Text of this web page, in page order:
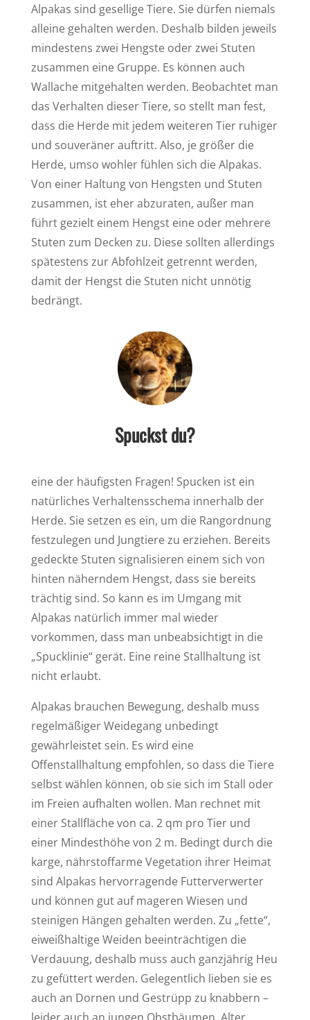
Alpakas sind gesellige Tiere. Sie dürfen niemals
alleine gehalten werden. Deshalb bilden jeweils
mindestens zwei Hengste oder zwei Stuten
zusammen eine Gruppe. Es können auch
Wallache mitgehalten werden. Beobachtet man
das Verhalten dieser Tiere, so stellt man fest,
dass die Herde mit jedem weiteren Tier ruhiger
und souveräner auftritt. Also, je größer die
Herde, umso wohler fühlen sich die Alpakas.
Von einer Haltung von Hengsten und Stuten
zusammen, ist eher abzuraten, außer man
führt gezielt einem Hengst eine oder mehrere
Stuten zum Decken zu. Diese sollten allerdings
spätestens zur Abfohlzeit getrennt werden,
damit der Hengst die Stuten nicht unnötig
bedrängt.
Spuckst du?
eine der häufigsten Fragen! Spucken ist ein
natürliches Verhaltensschema innerhalb der
Herde. Sie setzen es ein, um die Rangordnung
festzulegen und Jungtiere zu erziehen. Bereits
gedeckte Stuten signalisieren einem sich von
hinten näherndem Hengst, dass sie bereits
trächtig sind. So kann es im Umgang mit
Alpakas natürlich immer mal wieder
vorkommen, dass man unbeabsichtigt in die
„Spucklinie“ gerät. Eine reine Stallhaltung ist
nicht erlaubt.
Alpakas brauchen Bewegung, deshalb muss
regelmäßiger Weidegang unbedingt
gewährleistet sein. Es wird eine
Offenstallhaltung empfohlen, so dass die Tiere
selbst wählen können, ob sie sich im Stall oder
im Freien aufhalten wollen. Man rechnet mit
einer Stallfläche von ca. 2 qm pro Tier und
einer Mindesthöhe von 2 m. Bedingt durch die
karge, nährstoffarme Vegetation ihrer Heimat
sind Alpakas hervorragende Futterverwerter
und können gut auf mageren Wiesen und
steinigen Hängen gehalten werden. Zu „fette“,
eiweißhaltige Weiden beeinträchtigen die
Verdauung, deshalb muss auch ganzjährig Heu
zu gefüttert werden. Gelegentlich lieben sie es
auch an Dornen und Gestrüpp zu knabbern –